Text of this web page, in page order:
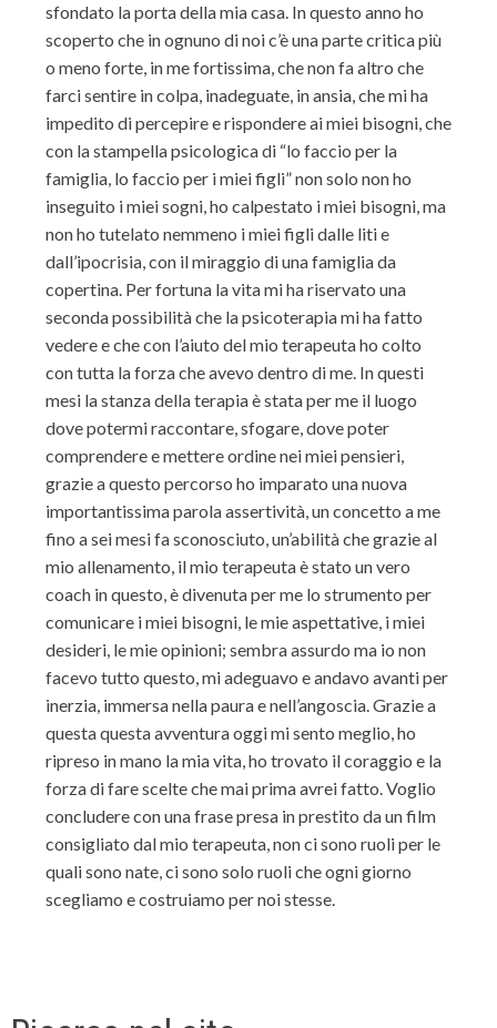
sfondato la porta della mia casa. In questo anno ho
scoperto che in ognuno di noi c’è una parte critica più
o meno forte, in me fortissima, che non fa altro che
farci sentire in colpa, inadeguate, in ansia, che mi ha
impedito di percepire e rispondere ai miei bisogni, che
con la stampella psicologica di “lo faccio per la
famiglia, lo faccio per i miei figli” non solo non ho
inseguito i miei sogni, ho calpestato i miei bisogni, ma
non ho tutelato nemmeno i miei figli dalle liti e
dall’ipocrisia, con il miraggio di una famiglia da
copertina. Per fortuna la vita mi ha riservato una
seconda possibilità che la psicoterapia mi ha fatto
vedere e che con l’aiuto del mio terapeuta ho colto
con tutta la forza che avevo dentro di me. In questi
mesi la stanza della terapia è stata per me il luogo
dove potermi raccontare, sfogare, dove poter
comprendere e mettere ordine nei miei pensieri,
grazie a questo percorso ho imparato una nuova
importantissima parola assertività, un concetto a me
fino a sei mesi fa sconosciuto, un’abilità che grazie al
mio allenamento, il mio terapeuta è stato un vero
coach in questo, è divenuta per me lo strumento per
comunicare i miei bisogni, le mie aspettative, i miei
desideri, le mie opinioni; sembra assurdo ma io non
facevo tutto questo, mi adeguavo e andavo avanti per
inerzia, immersa nella paura e nell’angoscia. Grazie a
questa questa avventura oggi mi sento meglio, ho
ripreso in mano la mia vita, ho trovato il coraggio e la
forza di fare scelte che mai prima avrei fatto. Voglio
concludere con una frase presa in prestito da un film
consigliato dal mio terapeuta, non ci sono ruoli per le
quali sono nate, ci sono solo ruoli che ogni giorno
scegliamo e costruiamo per noi stesse.